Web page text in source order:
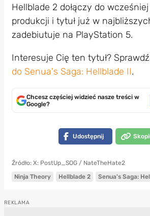
Hellblade 2 dołączy do
produkcji i tytuł już w
zadebiutuje na PlayStation 5.
Interesuje Cię ten tytuł?
do Senua's Saga: Hellblade II.
Chcesz częściej widzieć nasze treści w
Google?
Udostępnij
Źródło: X: PostUp_SOG / NateTheHate2
Ninja Theory
Hellblade 2 Senua's Saga: